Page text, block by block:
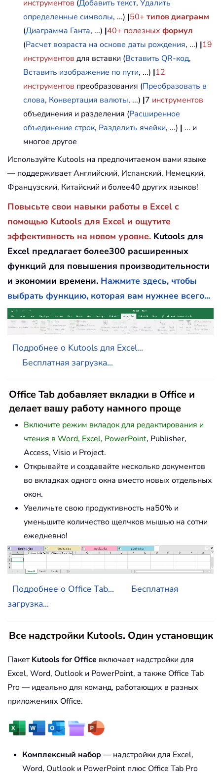
инструментов (Добавить текст, Удалить
определенные символы, ...) |50+ типов диаграмм
(Диаграмма Ганта, ...) |40+ полезных формул
(Расчет возраста на основе даты рождения, ...) |19
инструментов для вставки (Вставить QR-код,
Вставить изображение по пути, ...) |12
инструментов преобразования (Преобразовать в
слова, Конвертация валюты, ...) |7 инструментов
объединения и разделения (Расширенное
объединение строк, Разделить ячейки, ...) | ... и
многое другое
Используйте Kutools на предпочитаемом вами языке
— поддерживает Английский, Испанский, Немецкий,
Французский, Китайский и более40 других языков!
Повысьте свои навыки работы в Excel с
помощью Kutools для Excel и ощутите
эффективность на новом уровне. Kutools для
Excel предлагает более300 расширенных
функций для повышения производительности
и экономии времени. Нажмите здесь, чтобы
выбрать функцию, которая вам нужнее всего...
Подробнее о Kutools для Excel...
Бесплатная загрузка...
Office Tab добавляет вкладки в Office и
делает вашу работу намного проще
Включите режим вкладок для редактирования и
чтения в Word, Excel, PowerPoint, Publisher,
Access, Visio и Project.
Открывайте и создавайте несколько документов
во вкладках одного окна вместо новых отдельных
окон.
Увеличьте свою продуктивность на50% и
уменьшите количество щелчков мышью на сотни
ежедневно!
Подробнее о Office Tab...
Бесплатная
загрузка...
Все надстройки Kutools. Один установщик
Пакет Kutools for Office включает надстройки для
Excel, Word, Outlook и PowerPoint, а также Office Tab
Pro — идеально для команд, работающих в разных
приложениях Office.
Комплексный набор — надстройки для Excel,
Word, Outlook и PowerPoint плюс Office Tab Pro